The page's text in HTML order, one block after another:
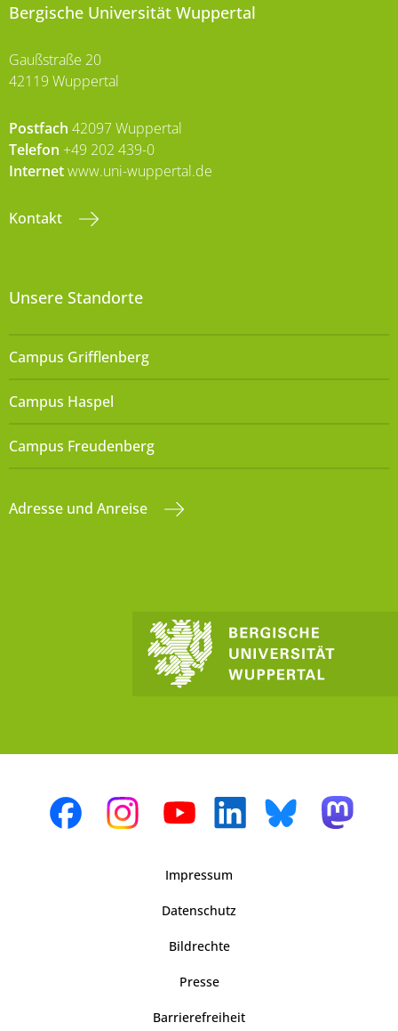
Bergische Universität Wuppertal
Gaußstraße 20
42119 Wuppertal
Postfach 42097 Wuppertal
Telefon +49 202 439-0
Internetwww.uni-wuppertal.de
Kontakt
Unsere Standorte
Campus Grifflenberg
Campus Haspel
Campus Freudenberg
Adresse und Anreise
Impressum
Datenschutz
Bildrechte
Presse
Barrierefreiheit